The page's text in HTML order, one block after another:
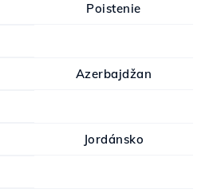
Poistenie
Azerbajdžan
Jordánsko